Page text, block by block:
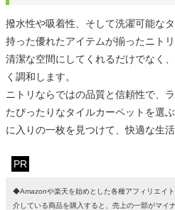
撥水性や吸着性、そして洗濯可能な
持った優れたアイテムが揃ったニト
清潔な空間にしてくれるだけでなく
く調和します。
ニトリならではの品質と信頼性で、
たぴったりなタイルカーペットを選
に入りの一枚を見つけて、快適な生
PR
◆Amazonや楽天を始めとした各種アフィリエイ
介している商品を購入すると、売上の一部がマ